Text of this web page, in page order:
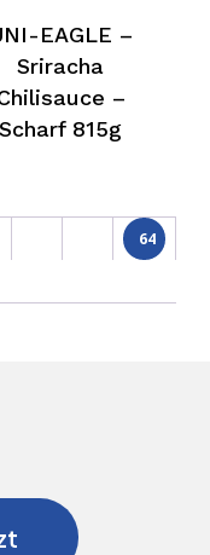
EAGLE –
Sriracha
–
Scharf 815g
64